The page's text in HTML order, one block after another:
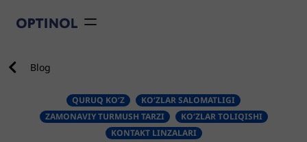
Blog
QURUQ KO‘Z
KO‘ZLAR SALOMATLIGI
ZAMONAVIY TURMUSH TARZI
KO‘ZLAR TOLIQISHI
KONTAKT LINZALARI